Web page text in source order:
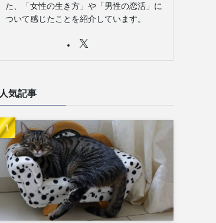
た、「女性の生き方」や「男性の恋活」に
ついて感じたことを紹介しています。
人気記事